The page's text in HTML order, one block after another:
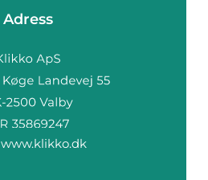
Adress
www.klikko.dk